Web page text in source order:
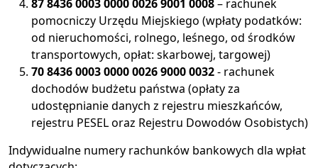
87 8436 0003 0000 0026 9001 0008– rachunek
pomocniczy Urzędu Miejskiego (wpłaty podatków:
od nieruchomości, rolnego, leśnego, od środków
transportowych, opłat: skarbowej, targowej)
70 8436 0003 0000 0026 9000 0032- rachunek
dochodów budżetu państwa (opłaty za
udostępnianie danych z rejestru mieszkańców,
rejestru PESEL oraz Rejestru Dowodów Osobistych)
Indywidualne numery rachunków bankowych dla wpłat